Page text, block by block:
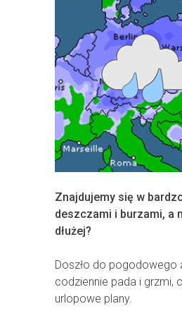
Znajdujemy się w
deszczami i burzami, a
dłużej?
Doszło do pogodowego
codziennie pada i grzmi,
urlopowe plany.